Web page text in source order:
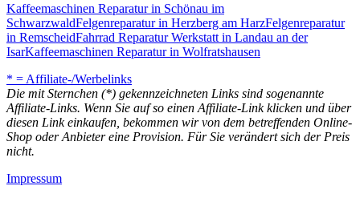
Kaffeemaschinen Reparatur in Schönau im
SchwarzwaldFelgenreparatur in Herzberg am HarzFelgenreparatur
in RemscheidFahrrad Reparatur Werkstatt in Landau an der
IsarKaffeemaschinen Reparatur in Wolfratshausen
* = Affiliate-/Werbelinks
Die mit Sternchen (*) gekennzeichneten Links sind sogenannte
Affiliate-Links. Wenn Sie auf so einen Affiliate-Link klicken und über
diesen Link einkaufen, bekommen wir von dem betreffenden Online-
Shop oder Anbieter eine Provision. Für Sie verändert sich der Preis
nicht.
Impressum